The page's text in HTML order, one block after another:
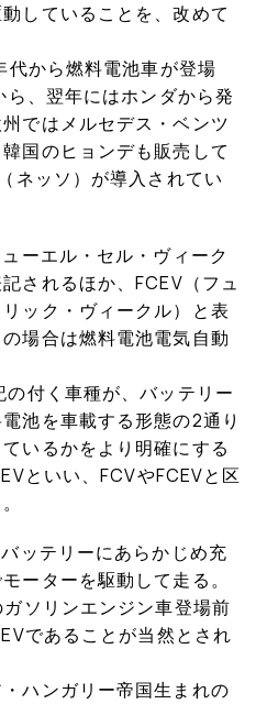
していることを、改めて
から燃料電池車が登場
、翌年にはホンダから発
ではメルセデス・ベンツ
国のヒョンデも販売して
ネッソ）が導入されてい
ーエル・セル・ヴィーク
されるほか、FCEV（フュ
ック・ヴィークル）と表
場合は燃料電池電気自動
付く車種が、バッテリー
池を車載する形態の2通り
いるかをより明確にする
といい、FCVやFCEVと区
ッテリーにあらかじめ充
ーターを駆動して走る。
ソリンエンジン車登場前
であることが当然とされ
ハンガリー帝国生まれの